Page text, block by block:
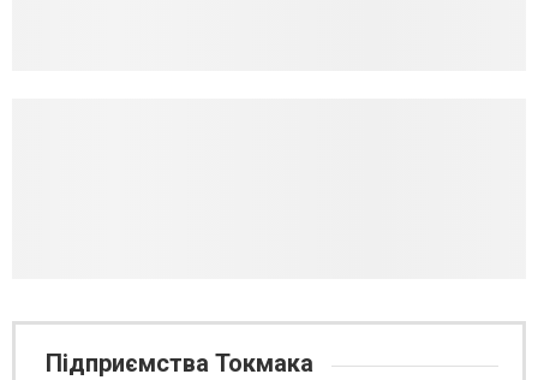
Підприємства Токмака